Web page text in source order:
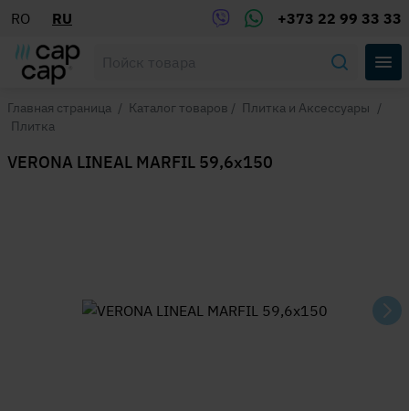
RO RU +373 22 99 33 33
Главная страница / Каталог товаров / Плитка и Аксессуары /
Плитка
VERONA LINEAL MARFIL 59,6x150